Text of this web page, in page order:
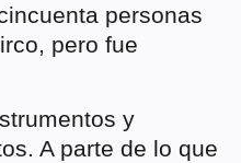
personas
pero fue
y
A parte de lo que